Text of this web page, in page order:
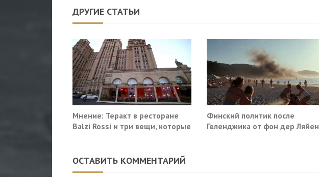
ДРУГИЕ СТАТЬИ
Мнение: Теракт в ресторане
Balzi Rossi и три вещи, которые
Финский политик после
Геленджика от фон дер Ляйен
ОСТАВИТЬ КОММЕНТАРИЙ